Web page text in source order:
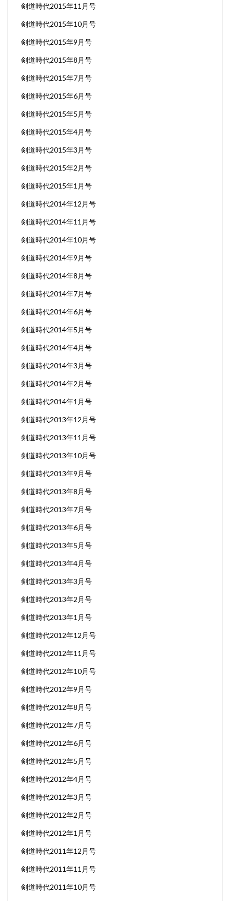
剣道時代2015年11月号
剣道時代2015年10月号
剣道時代2015年9月号
剣道時代2015年8月号
剣道時代2015年7月号
剣道時代2015年6月号
剣道時代2015年5月号
剣道時代2015年4月号
剣道時代2015年3月号
剣道時代2015年2月号
剣道時代2015年1月号
剣道時代2014年12月号
剣道時代2014年11月号
剣道時代2014年10月号
剣道時代2014年9月号
剣道時代2014年8月号
剣道時代2014年7月号
剣道時代2014年6月号
剣道時代2014年5月号
剣道時代2014年4月号
剣道時代2014年3月号
剣道時代2014年2月号
剣道時代2014年1月号
剣道時代2013年12月号
剣道時代2013年11月号
剣道時代2013年10月号
剣道時代2013年9月号
剣道時代2013年8月号
剣道時代2013年7月号
剣道時代2013年6月号
剣道時代2013年5月号
剣道時代2013年4月号
剣道時代2013年3月号
剣道時代2013年2月号
剣道時代2013年1月号
剣道時代2012年12月号
剣道時代2012年11月号
剣道時代2012年10月号
剣道時代2012年9月号
剣道時代2012年8月号
剣道時代2012年7月号
剣道時代2012年6月号
剣道時代2012年5月号
剣道時代2012年4月号
剣道時代2012年3月号
剣道時代2012年2月号
剣道時代2012年1月号
剣道時代2011年12月号
剣道時代2011年11月号
剣道時代2011年10月号